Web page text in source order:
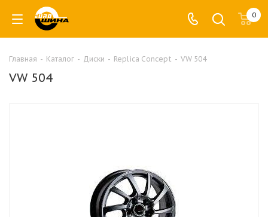
0
Главная - Каталог - Диски - Replica Concept - VW 504
VW 504